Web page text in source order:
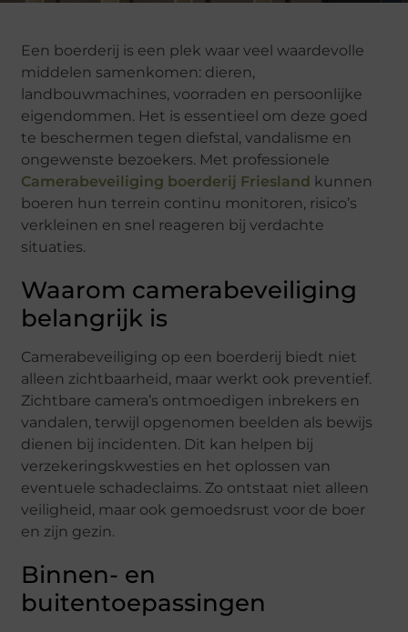
Een boerderij is een plek waar veel waardevolle
middelen samenkomen: dieren,
landbouwmachines, voorraden en persoonlijke
eigendommen. Het is essentieel om deze goed
te beschermen tegen diefstal, vandalisme en
ongewenste bezoekers. Met professionele
Camerabeveiliging boerderij Friesland kunnen
boeren hun terrein continu monitoren, risico’s
verkleinen en snel reageren bij verdachte
situaties.
Waarom camerabeveiliging
belangrijk is
Camerabeveiliging op een boerderij biedt niet
alleen zichtbaarheid, maar werkt ook preventief.
Zichtbare camera’s ontmoedigen inbrekers en
vandalen, terwijl opgenomen beelden als bewijs
dienen bij incidenten. Dit kan helpen bij
verzekeringskwesties en het oplossen van
eventuele schadeclaims. Zo ontstaat niet alleen
veiligheid, maar ook gemoedsrust voor de boer
en zijn gezin.
Binnen- en
buitentoepassingen